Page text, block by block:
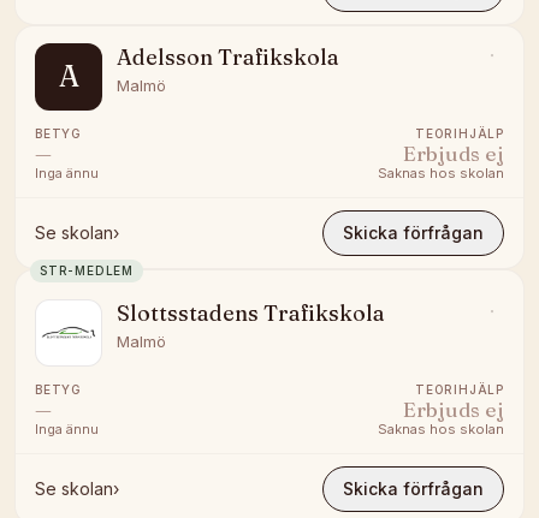
A
Adelsson Trafikskola
Malmö
BETYG
—
Inga ännu
TEORIHJÄLP
Erbjuds ej
Saknas hos skolan
Se skolan› Skicka förfrågan
STR-MEDLEM
Slottsstadens Trafikskola
Malmö
BETYG
—
Inga ännu
TEORIHJÄLP
Erbjuds ej
Saknas hos skolan
Se skolan› Skicka förfrågan